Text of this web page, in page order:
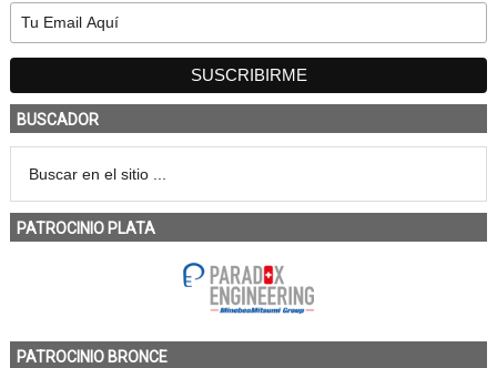
BUSCADOR
PATROCINIO PLATA
PATROCINIO BRONCE